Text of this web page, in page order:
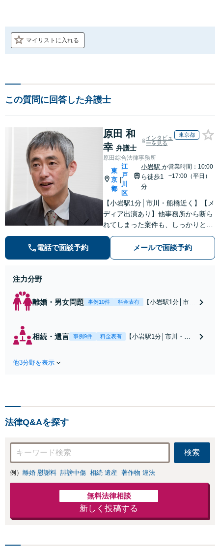
マイリストに入れる
この質問に回答した弁護士
原田 和
幸 弁護士
インタビュ
ーを見る
東京都
原田綜合法律事務所
東
京
都
江
戸
川
区
小岩駅か
ら徒歩1
分
営業時間：10:00
~17:00（平日）
【小岩駅1分│市川・船橋近く】【メ
ディア出演あり】他事務所から断ら
れてしまった案件も、しっかりと面
談し、法的アドバイスをいたします
【解決実績約1000件】豊富な離婚調
停・裁判実績あり【不動産業界出
電話で面談予約 メールで面談予約
注力分野
離婚・男女問題 事例10件 料金表有
【小岩駅1分│市
回避、裁判提起前
の和解、子の認知
相続・遺言 事例9件 料金表有
【小岩駅1分│市川・船
しい地域の皆さまも、
休日対応可】
他3分野を表示
法律Q&Aを探す
検索
例） 離婚 慰謝料 誹謗中傷 相続 遺産 著作物 違法
無料法律相談
新しく投稿する